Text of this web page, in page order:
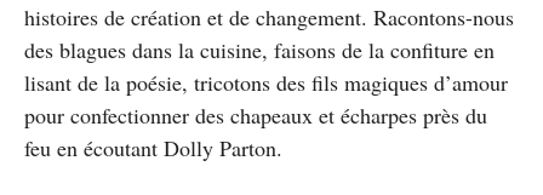
histoires de création et de changement. Racontons-nous
des blagues dans la cuisine, faisons de la confiture en
lisant de la poésie, tricotons des fils magiques d’amour
pour confectionner des chapeaux et écharpes près du
feu en écoutant Dolly Parton.